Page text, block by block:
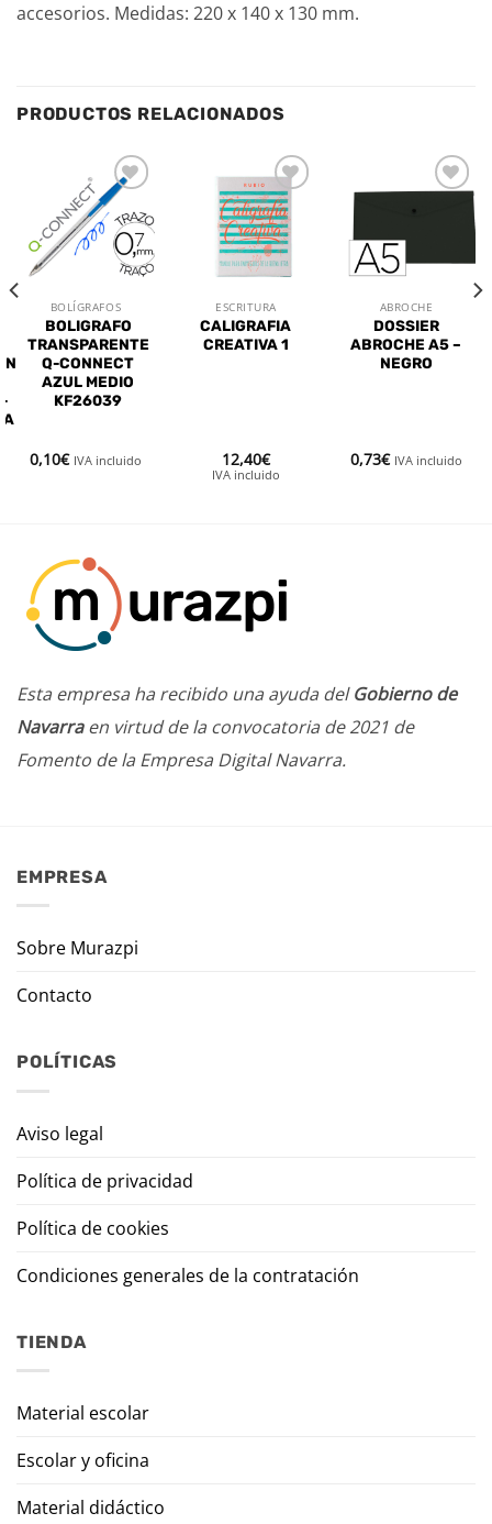
accesorios. Medidas: 220 x 140 x 130 mm.
PRODUCTOS RELACIONADOS
Añadir
a la
lista de
deseos
BOLÍGRAFOS
BOLIGRAFO
TRANSPARENTE
Q-CONNECT
AZUL MEDIO
KF26039
0,10€ IVA incluido
Añadir
a la
lista de
deseos
ESCRITURA
CALIGRAFIA
CREATIVA 1
12,40€
IVA incluido
ABROCHE
DOSSIER
ABROCHE A5 –
NEGRO
0,73€ IVA incluido
Esta empresa ha recibido una ayuda delGobierno de
Navarraen virtud de la convocatoria de 2021 de
Fomento de la Empresa Digital Navarra.
EMPRESA
Sobre Murazpi
Contacto
POLÍTICAS
Aviso legal
Política de privacidad
Política de cookies
Condiciones generales de la contratación
TIENDA
Material escolar
Escolar y oficina
Material didáctico